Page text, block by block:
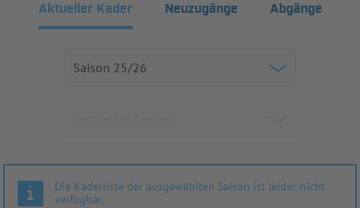
Aktueller Kader Neuzugänge Abgänge
Die Kaderliste der ausgewählten Saison ist leider nicht
verfügbar.